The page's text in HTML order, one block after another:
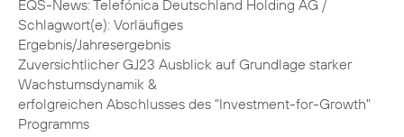
EQS-News: Telefónica Deutschland Holding AG /
Schlagwort(e): Vorläufiges
Ergebnis/Jahresergebnis
Zuversichtlicher GJ23 Ausblick auf Grundlage starker
Wachstumsdynamik &
erfolgreichen Abschlusses des "Investment-for-Growth"
Programms